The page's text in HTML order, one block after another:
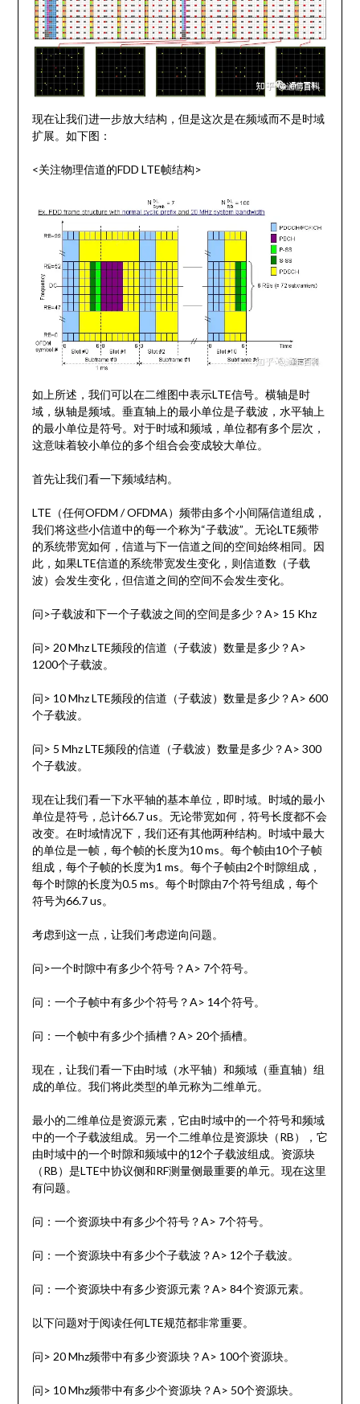
现在让我们进一步放大结构，但是这次是在频域而不是时域
扩展。如下图：
<关注物理信道的FDD LTE帧结构>
如上所述，我们可以在二维图中表示LTE信号。横轴是时
域，纵轴是频域。垂直轴上的最小单位是子载波，水平轴上
的最小单位是符号。对于时域和频域，单位都有多个层次，
这意味着较小单位的多个组合会变成较大单位。
首先让我们看一下频域结构。
LTE（任何OFDM / OFDMA）频带由多个小间隔信道组成，
我们将这些小信道中的每一个称为“子载波”。无论LTE频带
的系统带宽如何，信道与下一信道之间的空间始终相同。因
此，如果LTE信道的系统带宽发生变化，则信道数（子载
波）会发生变化，但信道之间的空间不会发生变化。
问>子载波和下一个子载波之间的空间是多少？A> 15 Khz
问> 20 Mhz LTE频段的信道（子载波）数量是多少？A>
1200个子载波。
问> 10 Mhz LTE频段的信道（子载波）数量是多少？A> 600
个子载波。
问> 5 Mhz LTE频段的信道（子载波）数量是多少？A> 300
个子载波。
现在让我们看一下水平轴的基本单位，即时域。时域的最小
单位是符号，总计66.7 us。无论带宽如何，符号长度都不会
改变。在时域情况下，我们还有其他两种结构。时域中最大
的单位是一帧，每个帧的长度为10 ms。每个帧由10个子帧
组成，每个子帧的长度为1 ms。每个子帧由2个时隙组成，
每个时隙的长度为0.5 ms。每个时隙由7个符号组成，每个
符号为66.7 us。
考虑到这一点，让我们考虑逆向问题。
问>一个时隙中有多少个符号？A> 7个符号。
问：一个子帧中有多少个符号？A> 14个符号。
问：一个帧中有多少个插槽？A> 20个插槽。
现在，让我们看一下由时域（水平轴）和频域（垂直轴）组
成的单位。我们将此类型的单元称为二维单元。
最小的二维单位是资源元素，它由时域中的一个符号和频域
中的一个子载波组成。另一个二维单位是资源块（RB），它
由时域中的一个时隙和频域中的12个子载波组成。资源块
（RB）是LTE中协议侧和RF测量侧最重要的单元。现在这里
有问题。
问：一个资源块中有多少个符号？A> 7个符号。
问：一个资源块中有多少个子载波？A> 12个子载波。
问：一个资源块中有多少资源元素？A> 84个资源元素。
以下问题对于阅读任何LTE规范都非常重要。
问> 20 Mhz频带中有多少资源块？A> 100个资源块。
问> 10 Mhz频带中有多少个资源块？A> 50个资源块。